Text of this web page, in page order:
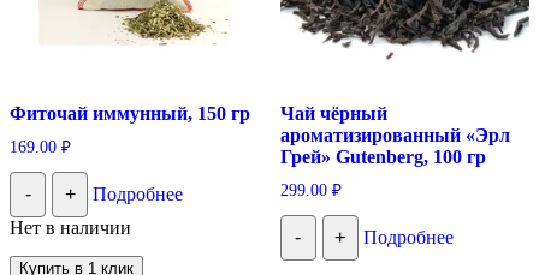
Фиточай иммунный, 150 гр
169.00 ₽
- +
Подробнее
Нет в наличии
Купить в 1 клик
Чай чёрный
ароматизированный «Эрл
Грей» Gutenberg, 100 гр
299.00 ₽
- + Подробнее